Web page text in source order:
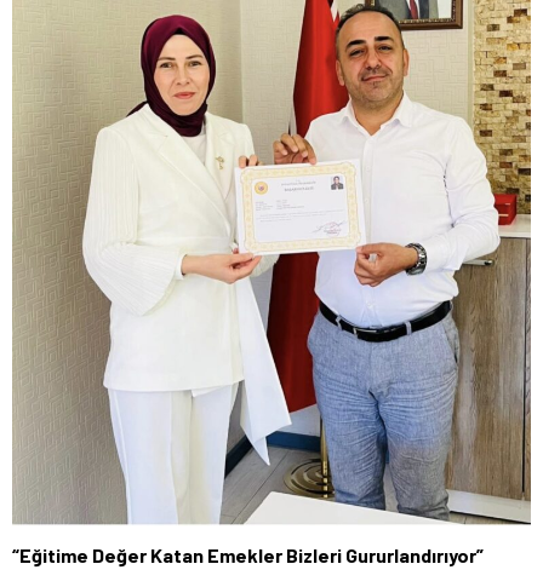
“Eğitime Değer Katan Emekler Bizleri Gururlandırıyor”